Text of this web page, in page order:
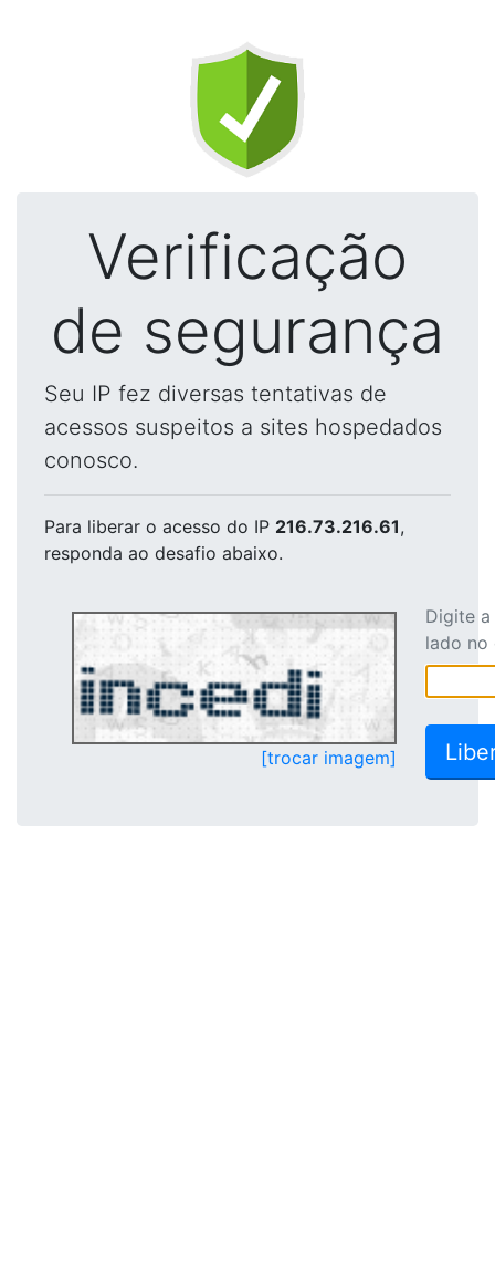
Verificação
de segurança
Seu IP fez diversas tentativas de
acessos suspeitos a sites hospedados
conosco.
Para liberar o acesso do IP 216.73.216.61,
responda ao desafio abaixo.
[trocar imagem]
Digite
lado no